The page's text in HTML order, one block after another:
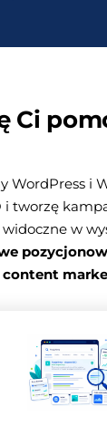
Ci
WordPress i
i tworzę
w